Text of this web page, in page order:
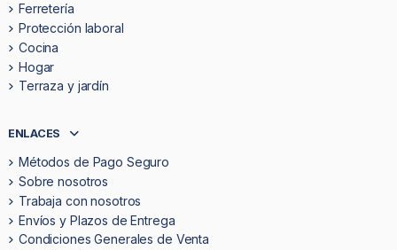
Ferretería
Protección laboral
Cocina
Hogar
Terraza y jardín
ENLACES
Métodos de Pago Seguro
Sobre nosotros
Trabaja con nosotros
Envíos y Plazos de Entrega
Condiciones Generales de Venta